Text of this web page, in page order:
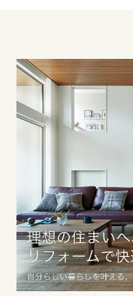
京都府
大阪府
奈良県
中国・四国エリア